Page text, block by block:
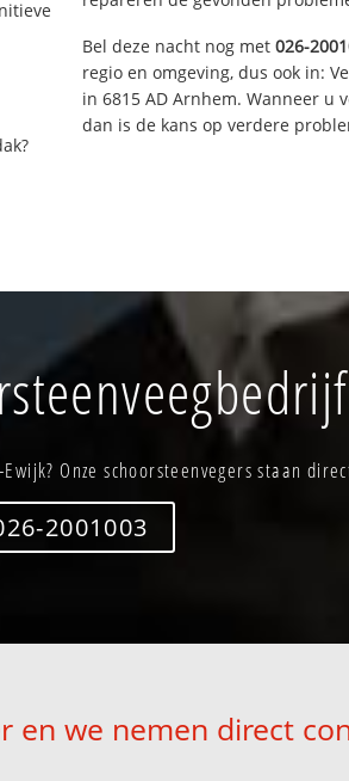
Bel deze nacht nog met 026-
regio en omgeving, dus ook in:
in 6815 AD Arnhem. Wanneer u
dan is de kans op verdere
Onze schoorsteenvegers staan
2001003
en we nemen direct